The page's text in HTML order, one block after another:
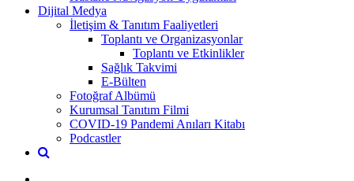
Dijital Medya
İletişim & Tanıtım Faaliyetleri
Toplantı ve Organizasyonlar
Toplantı ve Etkinlikler
Sağlık Takvimi
E-Bülten
Fotoğraf Albümü
Kurumsal Tanıtım Filmi
COVID-19 Pandemi Anıları Kitabı
Podcastler